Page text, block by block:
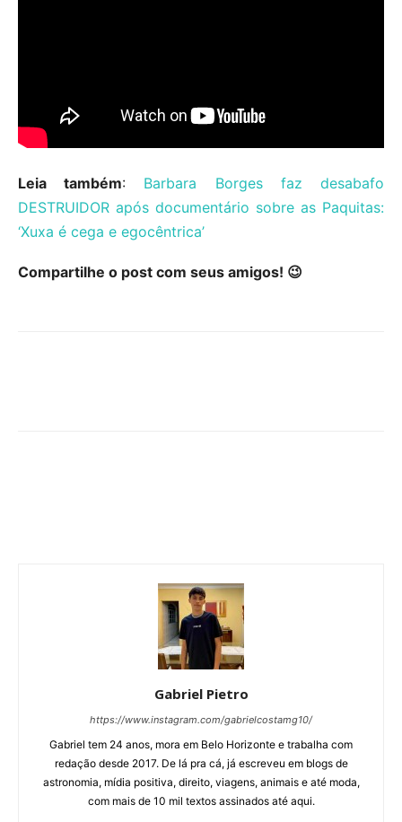
Leia também: Barbara Borges faz desabafo
DESTRUIDOR após documentário sobre as Paquitas:
‘Xuxa é cega e egocêntrica’
Compartilhe o post com seus amigos! 😉
Gabriel Pietro
https://www.instagram.com/gabrielcostamg10/
Gabriel tem 24 anos, mora em Belo Horizonte e trabalha com
redação desde 2017. De lá pra cá, já escreveu em blogs de
astronomia, mídia positiva, direito, viagens, animais e até moda,
com mais de 10 mil textos assinados até aqui.